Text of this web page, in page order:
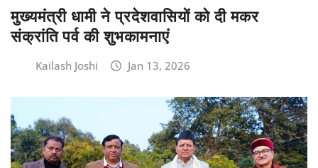
मुख्यमंत्री धामी ने प्रदेशवासियों को दी मकर
संक्रांति पर्व की शुभकामनाएं
Kailash Joshi Jan 13, 2026